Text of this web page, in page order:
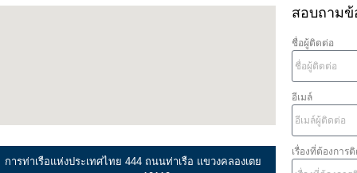
การท่าเรือแห่งประเทศไทย 444 ถนนท่าเรือ แขวงคลองเตย
สอบถามข้
ชื่อผู้ติดต่อ
อีเมล์
เรื่องที่ต้องการ